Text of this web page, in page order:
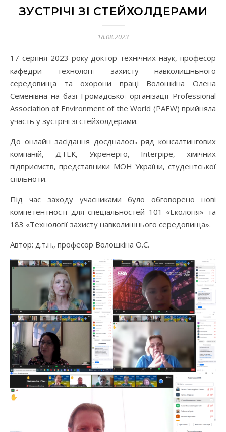
ЗУСТРІЧІ ЗІ СТЕЙХОЛДЕРАМИ
18.08.2023
17 серпня 2023 року доктор технічних наук, професор
кафедри технології захисту навколишньного
середовища та охорони праці Волошкіна Олена
Семенівна на базі Громадської організацїї Professional
Association of Environment of the World (PAEW) прийняла
участь у зустрічі зі стейхолдерами.
До онлайн засідання доєдналось ряд консалтингових
компаній, ДТЕК, Укренерго, Interpipe, хімічних
підприємств, представники МОН України, студентської
спільноти.
Під час заходу учасниками було обговорено нові
компетентності для спеціальностей 101 «Екологія» та
183 «Технології захисту навколишнього середовища».
Автор: д.т.н., професор Волошкіна О.С.